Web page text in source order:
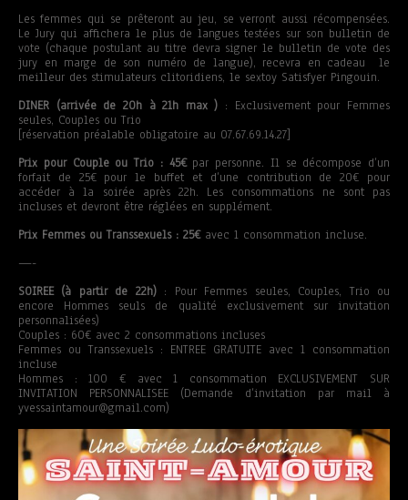
Les femmes qui se prêteront au jeu, se verront aussi récompensées.
Le Jury qui affichera le plus de langues testées sur son bulletin de
vote (chaque postulant au titre devra signer le bulletin de vote des
jury en marge de son numéro de langue), recevra en cadeau le
meilleur des stimulateurs clitoridiens, le sextoy Satisfyer Pingouin.
DINER (arrivée de 20h à 21h max ) : Exclusivement pour Femmes
seules, Couples ou Trio
[réservation préalable obligatoire au 07.67.69.14.27]
Prix pour Couple ou Trio : 45€ par personne. Il se décompose d’un
forfait de 25€ pour le buffet et d’une contribution de 20€ pour
accéder à la soirée après 22h. Les consommations ne sont pas
incluses et devront être réglées en supplément.
Prix Femmes ou Transsexuels : 25€avec 1 consommation incluse.
—-
SOIREE (à partir de 22h): Pour Femmes seules, Couples, Trio ou
encore Hommes seuls de qualité exclusivement sur invitation
personnalisées)
Couples : 60€ avec 2 consommations incluses
Femmes ou Transsexuels : ENTREE GRATUITE avec 1 consommation
incluse
Hommes : 100 € avec 1 consommation EXCLUSIVEMENT SUR
INVITATION PERSONNALISEE (Demande d’invitation par mail à
yvessaintamour@gmail.com)